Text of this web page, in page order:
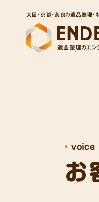
大阪・京都・奈良の遺品整理
遺品整理のエン
お
voice